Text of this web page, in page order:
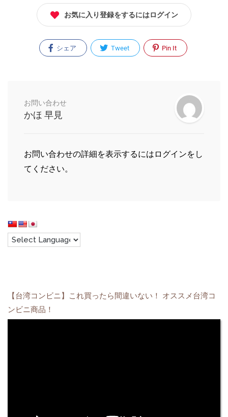
お気に入り登録をするにはログイン
シェア Tweet Pin It
お問い合わせ
かほ 早見
お問い合わせの詳細を表示するにはログインをし
てください。
【台湾コンビニ】これ買ったら間違いない！ オススメ台湾コ
ンビニ商品！